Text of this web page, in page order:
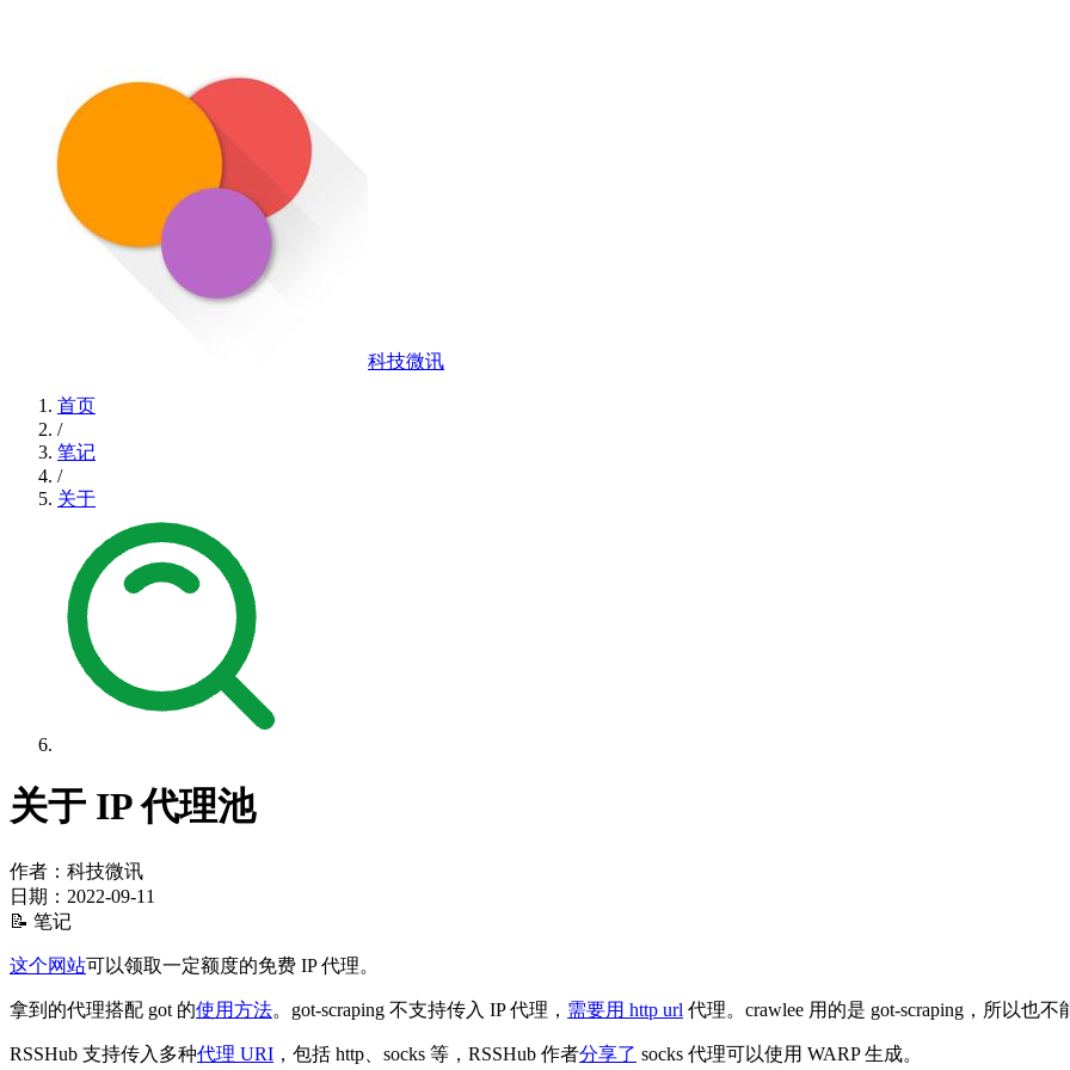
科技微讯
首页
/
笔记
/
关于
关于 IP 代理池
作者：科技微讯
日期： 2022-09-11
📝 笔记
这个网站可以领取一定额度的免费 IP 代理。
拿到的代理搭配 got 的使用方法。got-scraping 不支持传入 IP 代理， 需要用 http url 代理。crawlee 用的是 got-scraping，所以也不
RSSHub 支持传入多种代理 URI ，包括 http、socks 等，RSSHub 作者分享了 socks 代理可以使用 WARP 生成。